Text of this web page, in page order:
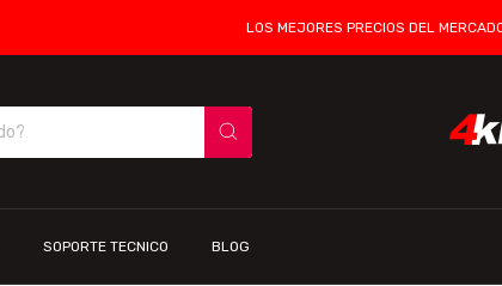
LOS MEJORES PRECIOS DEL
SOPORTE TECNICO BLOG